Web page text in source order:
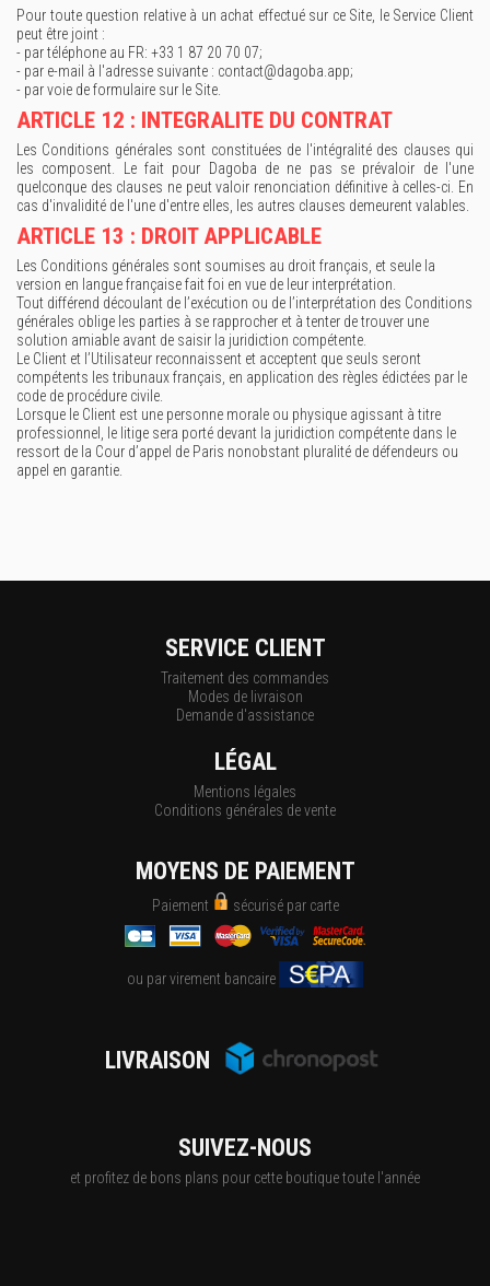
Pour toute question relative à un achat effectué sur ce Site, le Service Client
peut être joint :
- par téléphone au FR: +33 1 87 20 70 07;
- par e-mail à l'adresse suivante : contact@dagoba.app;
- par voie de formulaire sur le Site.
ARTICLE 12 : INTEGRALITE DU CONTRAT
Les Conditions générales sont constituées de l'intégralité des clauses qui
les composent. Le fait pour Dagoba de ne pas se prévaloir de l'une
quelconque des clauses ne peut valoir renonciation définitive à celles-ci. En
cas d'invalidité de l'une d'entre elles, les autres clauses demeurent valables.
ARTICLE 13 : DROIT APPLICABLE
Les Conditions générales sont soumises au droit français, et seule la
version en langue française fait foi en vue de leur interprétation.
Tout différend découlant de l’exécution ou de l’interprétation des Conditions
générales oblige les parties à se rapprocher et à tenter de trouver une
solution amiable avant de saisir la juridiction compétente.
Le Client et l’Utilisateur reconnaissent et acceptent que seuls seront
compétents les tribunaux français, en application des règles édictées par le
code de procédure civile.
Lorsque le Client est une personne morale ou physique agissant à titre
professionnel, le litige sera porté devant la juridiction compétente dans le
ressort de la Cour d’appel de Paris nonobstant pluralité de défendeurs ou
appel en garantie.
SERVICE CLIENT
Traitement des commandes
Modes de livraison
Demande d'assistance
LÉGAL
Mentions légales
Conditions générales de vente
MOYENS DE PAIEMENT
Paiement sécurisé par carte
ou par virement bancaire
LIVRAISON
SUIVEZ-NOUS
et profitez de bons plans pour cette boutique toute l'année